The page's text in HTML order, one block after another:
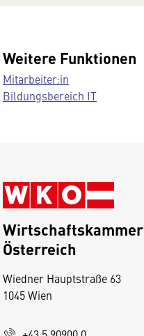
Weitere Funktionen
Mitarbeiter:in
Bildungsbereich IT
Wirtschaftskammer
Österreich
Wiedner Hauptstraße 63
1045 Wien